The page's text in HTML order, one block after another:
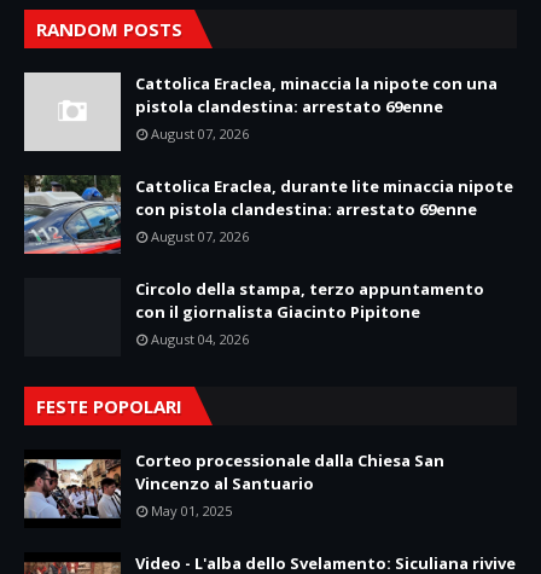
RANDOM POSTS
Cattolica Eraclea, minaccia la nipote con una
pistola clandestina: arrestato 69enne
August 07, 2026
Cattolica Eraclea, durante lite minaccia nipote
con pistola clandestina: arrestato 69enne
August 07, 2026
Circolo della stampa, terzo appuntamento
con il giornalista Giacinto Pipitone
August 04, 2026
FESTE POPOLARI
Corteo processionale dalla Chiesa San
Vincenzo al Santuario
May 01, 2025
Video - L'alba dello Svelamento: Siculiana rivive